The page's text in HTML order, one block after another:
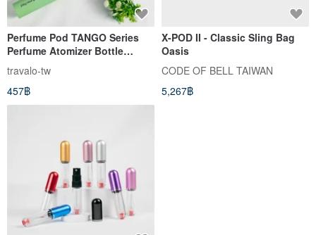
Perfume Pod TANGO Series
Perfume Atomizer Bottle
Refillable Perfume Bottle Fine
Mist Spray Gift
travalo-tw
457฿
X-POD II - Classic Sling Bag
Oasis
CODE OF BELL TAIWAN
5,267฿